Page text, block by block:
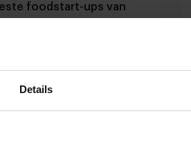
Details
foodstart-ups van
27 januari 2022